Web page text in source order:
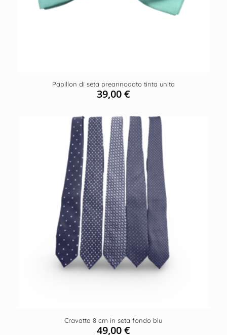
Papillon di seta preannodato tinta unita
39,00€
Cravatta 8 cm in seta fondo blu
49,00€